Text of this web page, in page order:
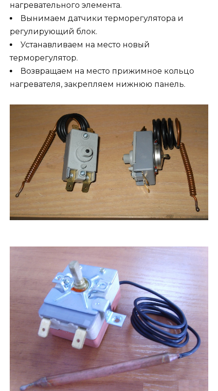
нагревательного элемента.
Вынимаем датчики терморегулятора и
регулирующий блок.
Устанавливаем на место новый
терморегулятор.
Возвращаем на место прижимное кольцо
нагревателя, закрепляем нижнюю панель.